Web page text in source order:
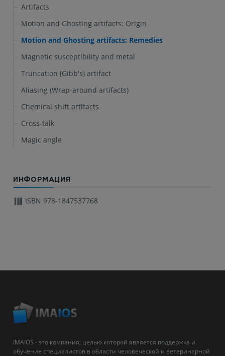
Artifacts
Motion and Ghosting artifacts: Origin
Motion and Ghosting artifacts: Remedies
Magnetic susceptibility and metal
Truncation (Gibb's) artifact
Aliasing (Wrap-around artifacts)
Chemical shift artifacts
Cross-talk
Magic angle
ИНФОРМАЦИЯ
ISBN 978-1847537768
IMAIOS - это компания, целью которой является поддержка и
обучение специалистов в области человеческой и ветеринарной